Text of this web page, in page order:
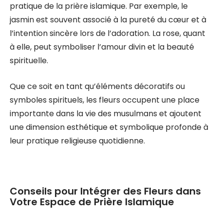
pratique de la prière islamique. Par exemple, le
jasmin est souvent associé à la pureté du cœur et à
l’intention sincère lors de l’adoration. La rose, quant
à elle, peut symboliser l’amour divin et la beauté
spirituelle.
Que ce soit en tant qu’éléments décoratifs ou
symboles spirituels, les fleurs occupent une place
importante dans la vie des musulmans et ajoutent
une dimension esthétique et symbolique profonde à
leur pratique religieuse quotidienne.
Conseils pour Intégrer des Fleurs dans
Votre Espace de Prière Islamique